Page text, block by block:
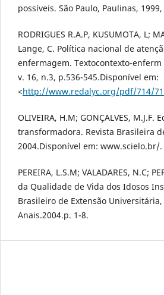
possíveis. São Paulo, Paulinas,
RODRIGUES R.A.P, KUSUMOTA, L;
Lange, C. Política nacional de
enfermagem. Textocontexto-
v. 16, n.3, p.536-545.Disponível em:
<http://www.redalyc.org/pdf/714/
OLIVEIRA, H.M; GONÇALVES,
transformadora. Revista Brasileira
2004.Disponível em: www.scielo.br/.
PEREIRA, L.S.M; VALADARES, N.C;
da Qualidade de Vida dos Idosos
Brasileiro de Extensão Universitária,
Anais.2004.p. 1-8.